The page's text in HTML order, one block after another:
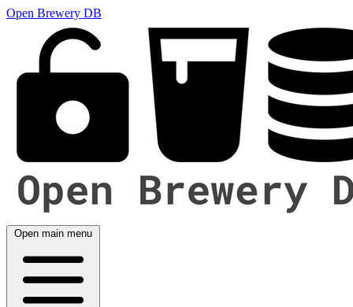
Open Brewery DB
Open main menu